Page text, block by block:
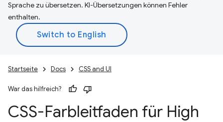
Sprache zu übersetzen. KI-Übersetzungen können Fehler
enthalten.
Startseite Docs CSS and UI
War das hilfreich?
CSS-Farbleitfaden für High